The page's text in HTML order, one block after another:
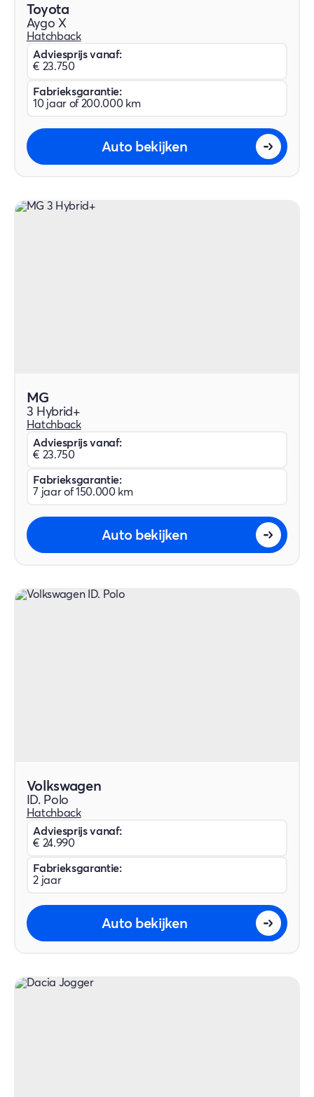
Toyota
Aygo X
Hatchback
Adviesprijs vanaf:
€ 23.750
Fabrieksgarantie:
10 jaar of 200.000 km
Auto bekijken
MG
3 Hybrid+
Hatchback
Adviesprijs vanaf:
€ 23.750
Fabrieksgarantie:
7 jaar of 150.000 km
Auto bekijken
Volkswagen
ID. Polo
Hatchback
Adviesprijs vanaf:
€ 24.990
Fabrieksgarantie:
2 jaar
Auto bekijken